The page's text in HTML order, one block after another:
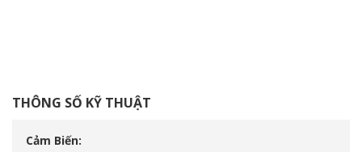
THÔNG SỐ KỸ THUẬT
Cảm Biến